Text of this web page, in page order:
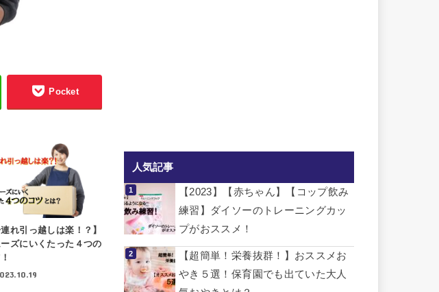
Pocket
連れ引っ越しは楽！？】
ーズにいくたった４つの
人気記事
【2023】【赤ちゃん】【コップ飲み
練習】ダイソーのトレーニングカッ
プがおススメ！
【超簡単！栄養抜群！】おススメお
やき５選！保育園でも出ていた大人